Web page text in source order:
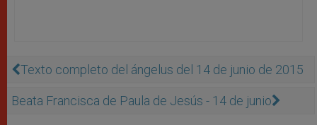
Texto completo del ángelus del 14 de junio de 2015
Beata Francisca de Paula de Jesús - 14 de junio